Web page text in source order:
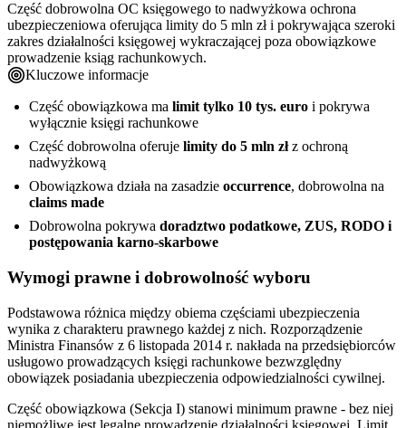
Część dobrowolna OC księgowego to nadwyżkowa ochrona
ubezpieczeniowa oferująca limity do 5 mln zł i pokrywająca szeroki
zakres działalności księgowej wykraczającej poza obowiązkowe
prowadzenie ksiąg rachunkowych.
Kluczowe informacje
Część obowiązkowa ma limit tylko 10 tys. euro i pokrywa
wyłącznie księgi rachunkowe
Część dobrowolna oferuje limity do 5 mln złz ochroną
nadwyżkową
Obowiązkowa działa na zasadzie occurrence, dobrowolna na
claims made
Dobrowolna pokrywa doradztwo podatkowe, ZUS, RODO i
postępowania karno-skarbowe
Wymogi prawne i dobrowolność wyboru
Podstawowa różnica między obiema częściami ubezpieczenia
wynika z charakteru prawnego każdej z nich. Rozporządzenie
Ministra Finansów z 6 listopada 2014 r. nakłada na przedsiębiorców
usługowo prowadzących księgi rachunkowe bezwzględny
obowiązek posiadania ubezpieczenia odpowiedzialności cywilnej.
Część obowiązkowa (Sekcja I) stanowi minimum prawne - bez niej
niemożliwe jest legalne prowadzenie działalności księgowej. Limit